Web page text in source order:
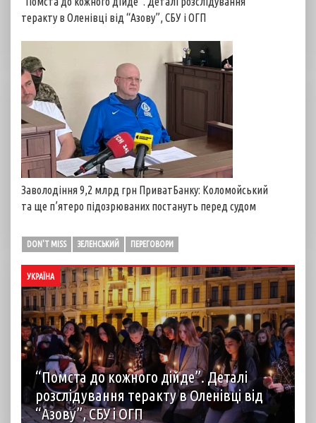
теракту в Оленівці від “Азову”, СБУ і ОГП
Заволодіння 9,2 млрд грн ПриватБанку: Коломойський
та ще п’ятеро підозрюваних постануть перед судом
DON'T MISS ЗЕЛЕНСЬКИЙ ПЕРЕГОВОРИ
УКРАЇНА
“Помста до кожного дійде”. Деталі
розслідування теракту в Оленівці від
“Азову”, СБУ і ОГП